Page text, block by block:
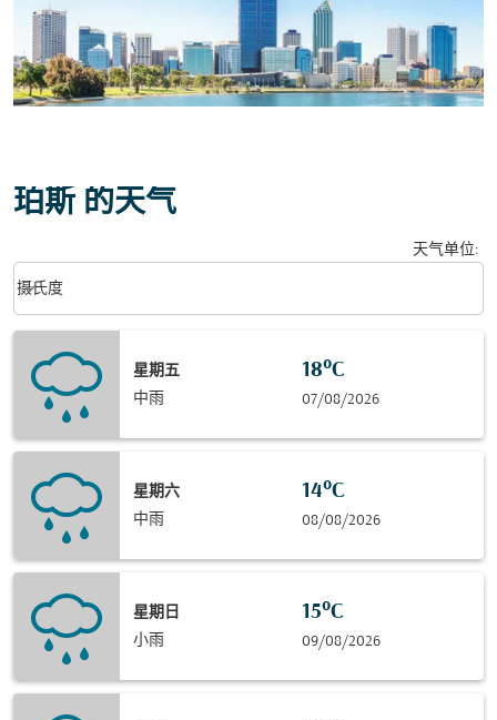
珀斯 的天气
天气单位:
Weather unit option 摄氏度 Selected
摄氏度
keyboard_arrow_down
星期五
中雨
18°C
07/08/2026
星期六
中雨
14°C
08/08/2026
星期日
小雨
15°C
09/08/2026